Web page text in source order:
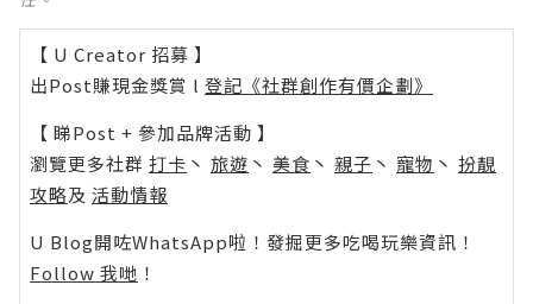
【 U Creator 招募 】
出Post賺現金獎賞 l 登記《社群創作有價企劃》
【 睇Post + 參加品牌活動 】
瀏覽更多社群 打卡 丶 旅遊 丶 美食 丶 親子 丶 寵物 丶 扮靚
攻略及 活動情報
U Blog開咗WhatsApp啦！發掘更多吃喝玩樂資訊！
Follow 我哋 ！